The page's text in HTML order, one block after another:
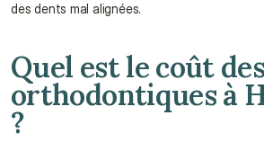
des dents mal alignées.
Quel est le coût
orthodontiques à
?